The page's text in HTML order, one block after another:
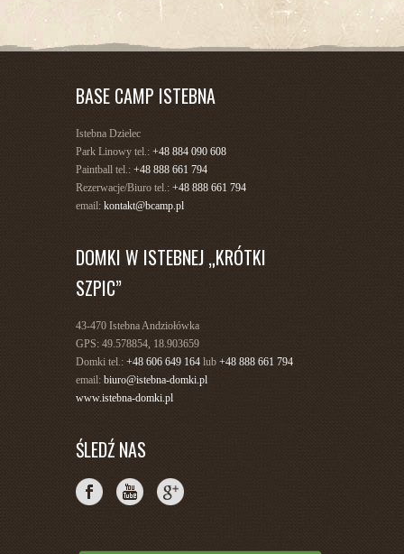
BASE CAMP ISTEBNA
Istebna Dzielec
Park Linowy tel.: +48 884 090 608
Paintball tel.: +48 888 661 794
Rezerwacje/Biuro tel.: +48 888 661 794
email: kontakt@bcamp.pl
DOMKI W ISTEBNEJ „KRÓTKI
SZPIC”
43-470 Istebna Andziołówka
GPS: 49.578854, 18.903659
Domki tel.: +48 606 649 164 lub +48 888 661 794
email: biuro@istebna-domki.pl
www.istebna-domki.pl
ŚLEDŹ NAS